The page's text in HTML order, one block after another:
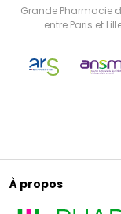
Grande Pharmacie
entre Paris et
À propos